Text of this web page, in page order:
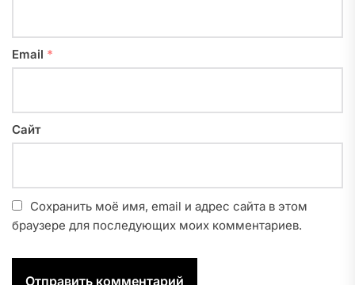
Email *
Сайт
Сохранить моё имя, email и адрес сайта в этом
браузере для последующих моих комментариев.